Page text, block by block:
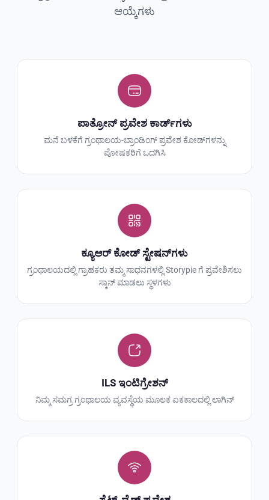
ಆಯ್ಕೆಗಳು
ಪಾತ್ರೋನ್ ಪ್ರವೇಶ ಕಾರ್ಡ್‌ಗಳು
ಮನೆ ಬಳಕೆಗೆ ಗ್ರಂಥಾಲಯ-ಬ್ರಾಂಡಿಂಗ್ ಪ್ರವೇಶ ಕೋಡ್‌ಗಳನ್ನು
ಪೋಷಕರಿಗೆ ಒದಗಿಸಿ
ಕ್ಯೂಆರ್ ಕೋಡ್ ಸ್ಟೇಷನ್‌ಗಳು
ಗ್ರಂಥಾಲಯದಲ್ಲಿ ಗ್ರಾಹಕರು ತಮ್ಮ ಸಾಧನಗಳಲ್ಲಿ Storypie ಗೆ ಪ್ರವೇಶಿಸಲು
ಸ್ಕಾನ್ ಮಾಡಲು ಸ್ಥಳಗಳು
ILS ಇಂಟಿಗ್ರೇಶನ್
ನಿಮ್ಮ ಸಮಗ್ರ ಗ್ರಂಥಾಲಯ ವ್ಯವಸ್ಥೆಯ ಮೂಲಕ ಏಕಕಾಲದಲ್ಲಿ ಲಾಗಿನ್